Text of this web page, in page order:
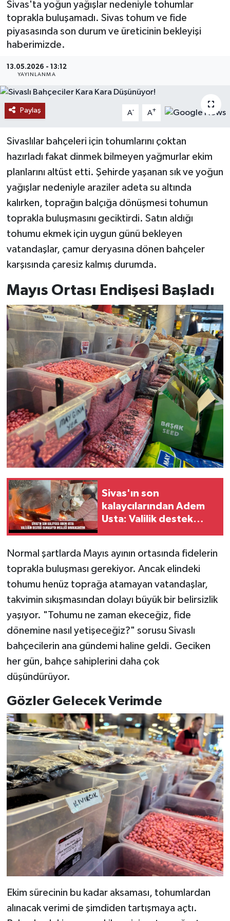
Sivas'ta yoğun yağışlar nedeniyle tohumlar
toprakla buluşamadı. Sivas tohum ve fide
piyasasında son durum ve üreticinin bekleyişi
haberimizde.
13.05.2026 - 13:12
YAYINLANMA
Paylaş A- A+
Sivaslılar bahçeleri için tohumlarını çoktan
hazırladı fakat dinmek bilmeyen yağmurlar ekim
planlarını altüst etti. Şehirde yaşanan sık ve yoğun
yağışlar nedeniyle araziler adeta su altında
kalırken, toprağın balçığa dönüşmesi tohumun
toprakla buluşmasını geciktirdi. Satın aldığı
tohumu ekmek için uygun günü bekleyen
vatandaşlar, çamur deryasına dönen bahçeler
karşısında çaresiz kalmış durumda.
Mayıs Ortası Endişesi Başladı
Sivas'ın son
kalaycılarından Adem
Usta: Valilik destek
Normal şartlarda Mayıs ayının ortasında fidelerin
toprakla buluşması gerekiyor. Ancak elindeki
tohumu henüz toprağa atamayan vatandaşlar,
takvimin sıkışmasından dolayı büyük bir belirsizlik
yaşıyor. "Tohumu ne zaman ekeceğiz, fide
dönemine nasıl yetişeceğiz?" sorusu Sivaslı
bahçecilerin ana gündemi haline geldi. Geciken
her gün, bahçe sahiplerini daha çok
düşündürüyor.
Gözler Gelecek Verimde
Ekim sürecinin bu kadar aksaması, tohumlardan
alınacak verimi de şimdiden tartışmaya açtı.
MAGAZİN
ÖZEL HABER
RESMİ İLANLAR
SAĞLIK
SPONSORLU YAZI
SPOR
TEKNOLOJİ
YAŞAM